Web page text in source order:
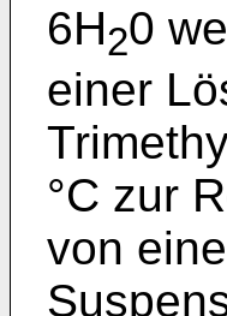
6H20
einer
°C zur
von